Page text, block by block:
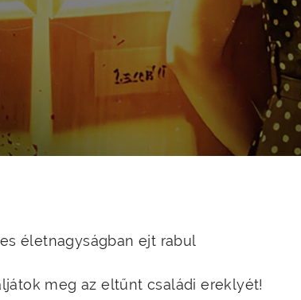
életnagyságban ejt rabul
meg az eltűnt családi ereklyét!